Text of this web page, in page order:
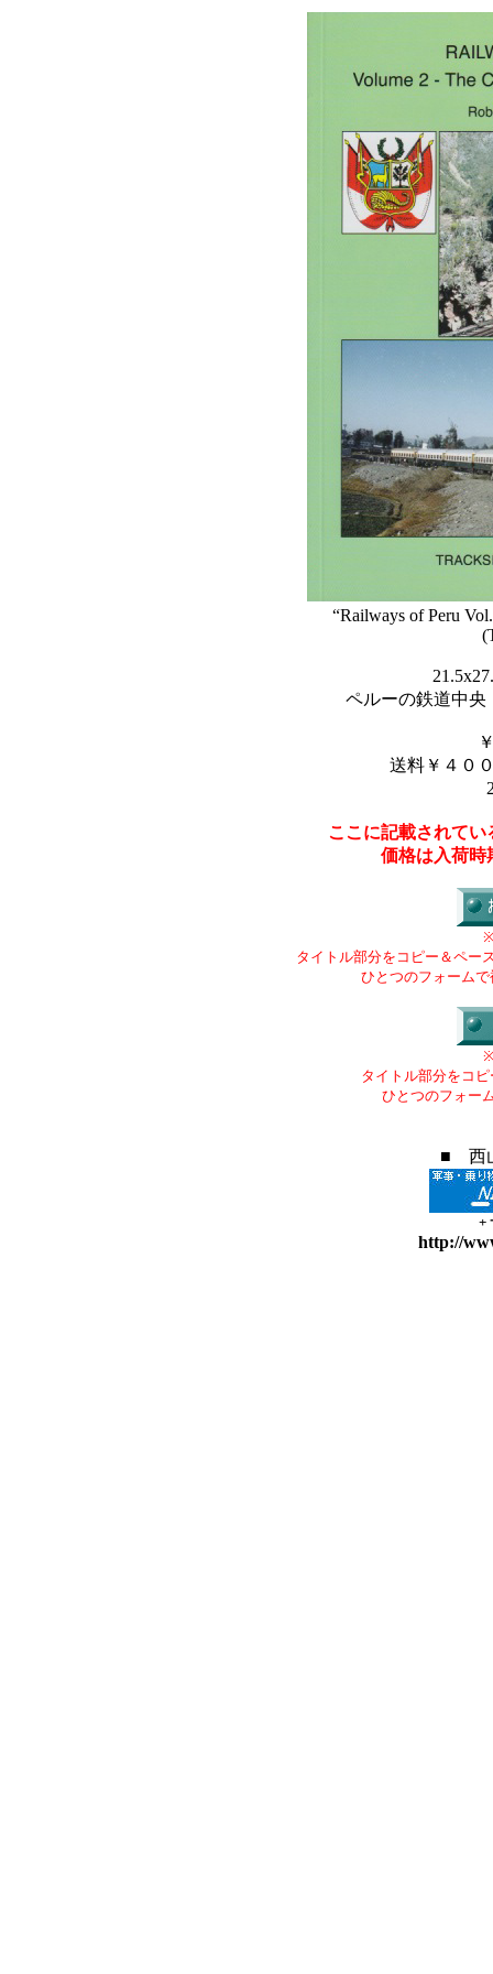
“Railways of Peru
ペルーの鉄道中
送料￥４０
ここに記載されて
価格は入荷時
タイトル部分をコピー＆ペー
ひとつのフォーム
タイトル部分をコ
ひとつのフォー
■ 西
+
http://